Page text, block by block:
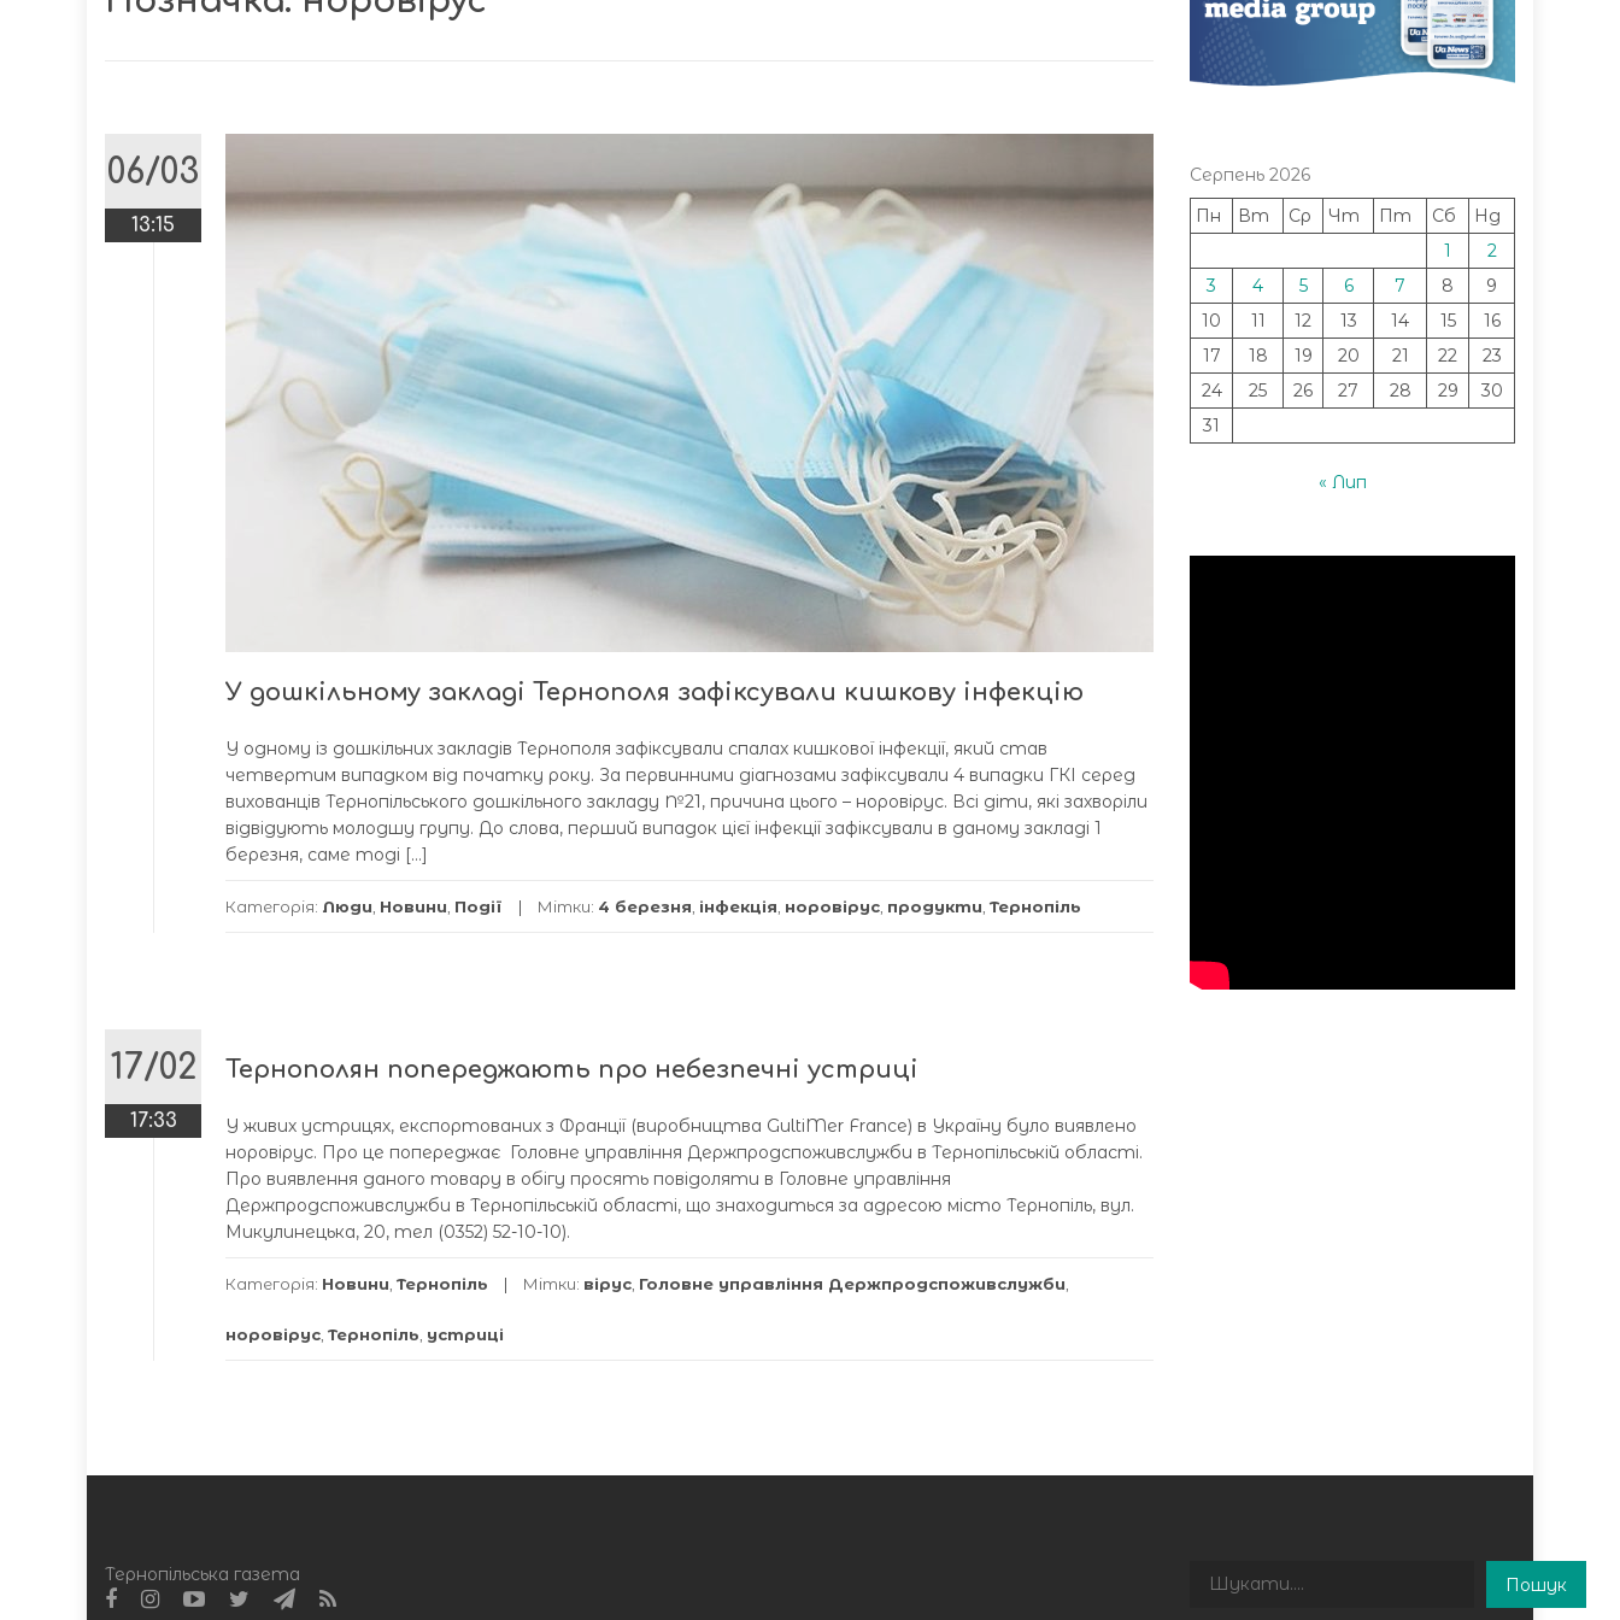
06/03
13:15
У дошкільному закладі Тернополя зафіксували кишкову інфекцію
У одному із дошкільних закладів Тернополя зафіксували спалах кишкової інфекції, який став
четвертим випадком від початку року. За первинними діагнозами зафіксували 4 випадки ГКІ серед
вихованців Тернопільського дошкільного закладу №21, причина цього – норовірус. Всі діти, які захворіли
відвідують молодшу групу. До слова, перший випадок цієї інфекції зафіксували в даному закладі 1
березня, саме тоді […]
Категорія: Люди Новини Події Мітки: 4 березня інфекція норовірус продукти Тернопіль
17/02
17:33
Тернополян попереджають про небезпечні устриці
У живих устрицях, експортованих з Франції (виробництва GultiMer France) в Україну було виявлено
норовірус. Про це попереджає Головне управління Держпродспоживслужби в Тернопільській області.
Про виявлення даного товару в обігу просять повідоляти в Головне управління
Держпродспоживслужби в Тернопільській області, що знаходиться за адресою місто Тернопіль, вул.
Микулинецька, 20, тел (0352) 52-10-10).
Категорія: Новини Тернопіль Мітки: вірус Головне управління Держпродспоживслужби
норовірус Тернопіль устриці
Серпень 2026
Пн
Вт Ср Чт Пт Сб
Нд
1
2
3
4 5 6 7 8
9
10
11 12 13 14 15
16
17
18 19 20 21 22
23
24
25 26 27 28 29
30
31
« Лип
Тернопільська газета Пошук
Пошук